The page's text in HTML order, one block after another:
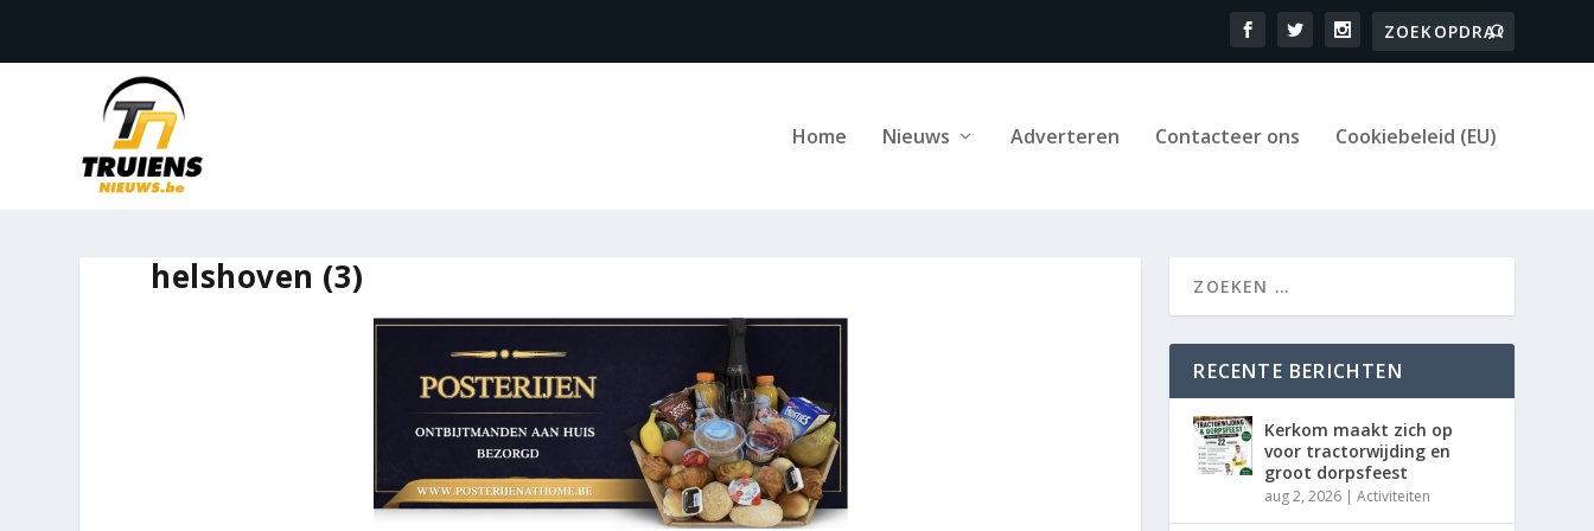
Home Nieuws Adverteren Contacteer ons Cookiebeleid (EU)
helshoven (3)
RECENTE BERICHTEN
Kerkom maakt zich op
voor tractorwijding en
groot dorpsfeest
aug 2, 2026 |Activiteiten